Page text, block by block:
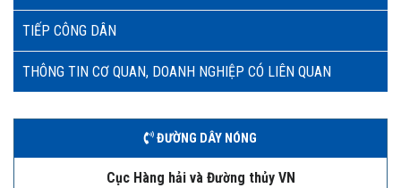
TIẾP CÔNG DÂN
THÔNG TIN CƠ QUAN, DOANH NGHIỆP CÓ LIÊN QUAN
ĐƯỜNG DÂY NÓNG
Cục Hàng hải và Đường thủy VN